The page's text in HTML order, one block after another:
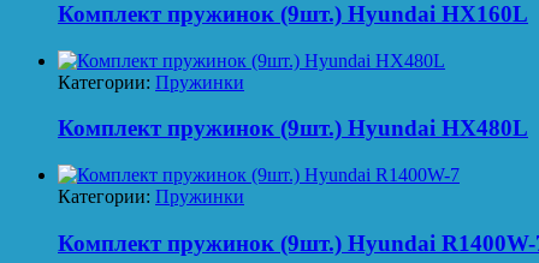
Комплект пружинок (9шт.) Hyundai HX160L
Категории: Пружинки
Комплект пружинок (9шт.) Hyundai HX480L
Категории: Пружинки
Комплект пружинок (9шт.) Hyundai R1400W-